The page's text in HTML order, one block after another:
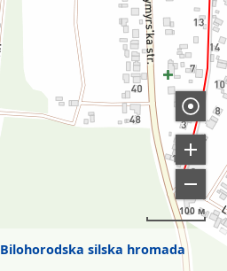
Bilohorodska silska hromada
100 м